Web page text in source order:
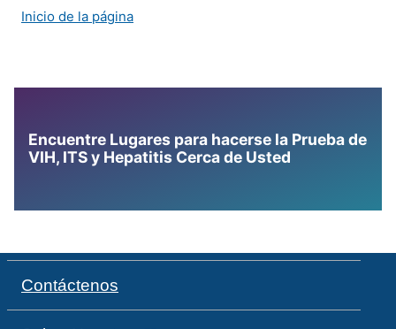
Inicio de la página
Encuentre Lugares para hacerse la Prueba de
VIH, ITS y Hepatitis Cerca de Usted
Contáctenos